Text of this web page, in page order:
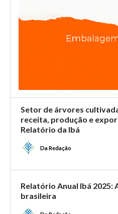
Setor de árvores
receita, produção e
Relatório da Ibá
Da Redação
Relatório Anual Ibá 2025:
brasileira